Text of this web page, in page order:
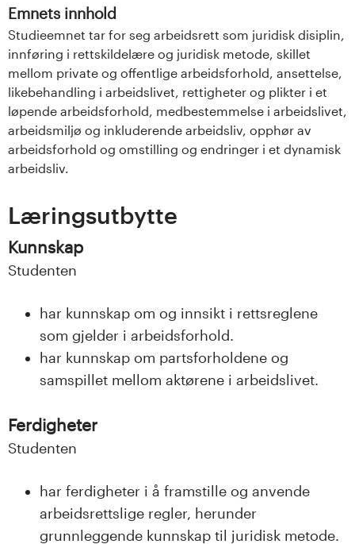
U
n
v
e
s
t
Emnets innhold
Studieemnet tar for seg arbeidsrett som juridisk disiplin,
innføring i rettskildelære og juridisk metode, skillet
mellom private og offentlige arbeidsforhold, ansettelse,
likebehandling i arbeidslivet, rettigheter og plikter i et
løpende arbeidsforhold, medbestemmelse i arbeidslivet,
arbeidsmiljø og inkluderende arbeidsliv, opphør av
arbeidsforhold og omstilling og endringer i et dynamisk
arbeidsliv.
Læringsutbytte
Kunnskap
Studenten
har kunnskap om og innsikt i rettsreglene
som gjelder i arbeidsforhold.
har kunnskap om partsforholdene og
samspillet mellom aktørene i arbeidslivet.
Ferdigheter
Studenten
har ferdigheter i å framstille og anvende
arbeidsrettslige regler, herunder
grunnleggende kunnskap til juridisk metode.